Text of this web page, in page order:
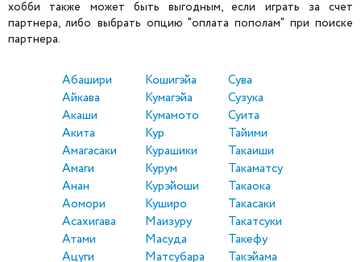
хобби также может быть выгодным, если играть за счет
партнера, либо выбрать опцию "оплата пополам" при поиске
партнера.
Абашири
Айкава
Акаши
Акита
Амагасаки
Амаги
Анан
Аомори
Асахигава
Атами
Ацуги
Кошигэйа
Кумагэйа
Кумамото
Кур
Курашики
Курум
Курэйоши
Куширо
Маизуру
Масуда
Матсубара
Сува
Сузука
Суита
Тайими
Такаиши
Такаматсу
Такаока
Такасаки
Такатсуки
Такефу
Такэйама